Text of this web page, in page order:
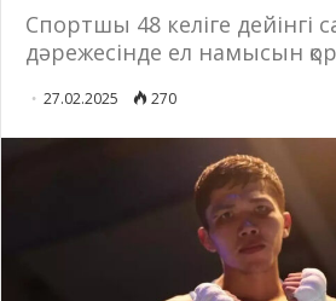
Спортшы 48 келіге дейінгі
дәрежесінде ел намысын
27.02.2025 270